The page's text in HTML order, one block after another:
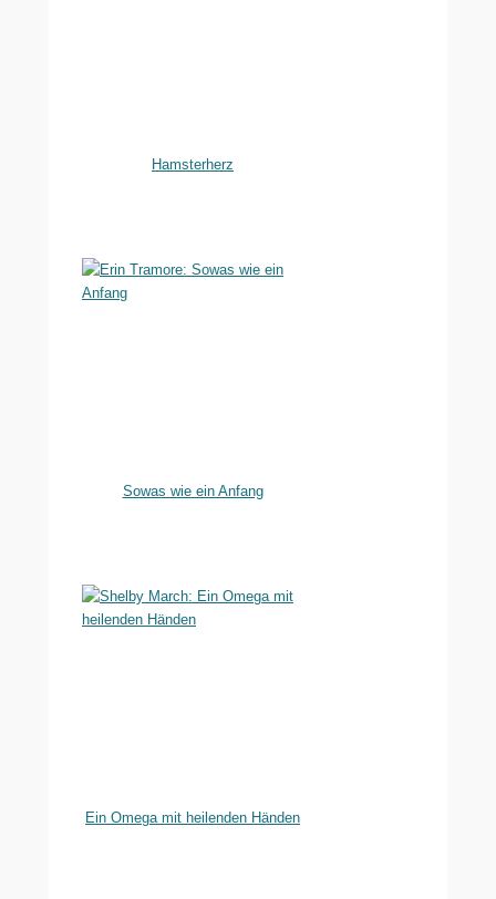
Hamsterherz
Sowas wie ein Anfang
Ein Omega mit heilenden Händen